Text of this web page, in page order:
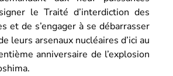
le Traité d’interdiction des
et de s’engager à se débarrasser
leurs arsenaux nucléaires d’ici au
anniversaire de l’explosion